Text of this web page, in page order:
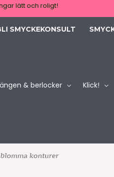
lätt och roligt!
SMYCKEKONSULT
& berlocker Klick!
konturer